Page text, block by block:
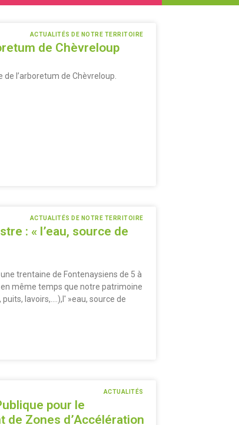
ACTUALITÉS DE NOTRE TERRITOIRE
de Chèvreloup
de l’arboretum de Chèvreloup.
ACTUALITÉS DE NOTRE TERRITOIRE
: « l’eau, source de
trentaine de Fontenaysiens de 5 à
même temps que notre patrimoine
puits, lavoirs,….),l' »eau, source de
ACTUALITÉS
pour le
de Zones d’Accélération